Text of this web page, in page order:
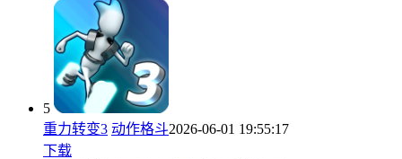
5
重力转变3 动作格斗2026-06-01 19:55:17
下载